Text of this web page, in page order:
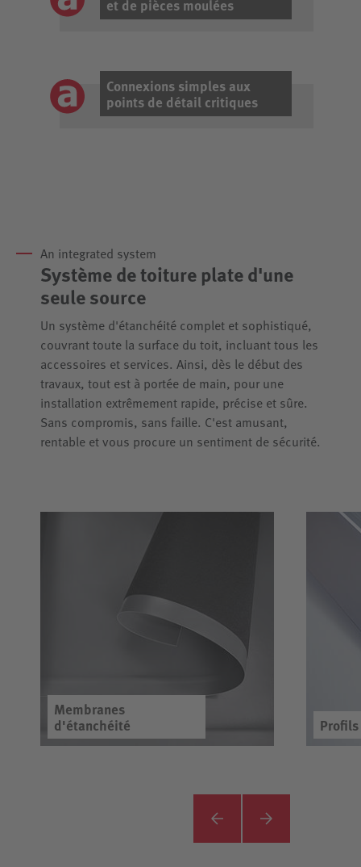
et de pièces moulées
Connexions simples aux
points de détail critiques
An integrated system
Système de toiture plate d'une
seule source
Un système d'étanchéité complet et sophistiqué,
couvrant toute la surface du toit, incluant tous les
accessoires et services. Ainsi, dès le début des
travaux, tout est à portée de main, pour une
installation extrêmement rapide, précise et sûre.
Sans compromis, sans faille. C'est amusant,
rentable et vous procure un sentiment de sécurité.
Membranes
d'étanchéité